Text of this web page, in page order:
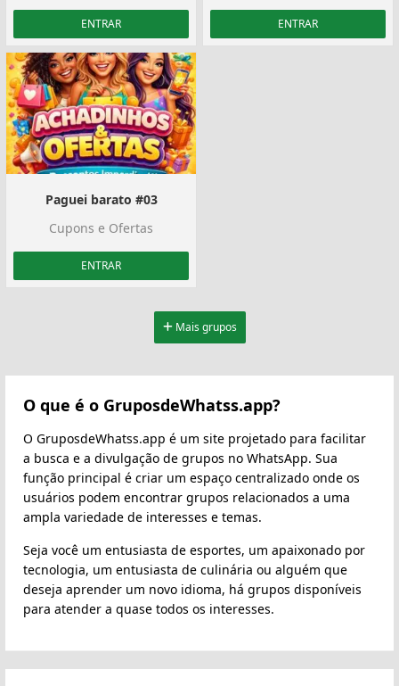
ENTRAR ENTRAR
Paguei barato #03
Cupons e Ofertas
ENTRAR
Mais grupos
O que é o GruposdeWhatss.app?
O GruposdeWhatss.app é um site projetado para facilitar
a busca e a divulgação de grupos no WhatsApp. Sua
função principal é criar um espaço centralizado onde os
usuários podem encontrar grupos relacionados a uma
ampla variedade de interesses e temas.
Seja você um entusiasta de esportes, um apaixonado por
tecnologia, um entusiasta de culinária ou alguém que
deseja aprender um novo idioma, há grupos disponíveis
para atender a quase todos os interesses.